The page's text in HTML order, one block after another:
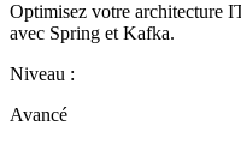
Optimisez votre architecture
avec Spring et Kafka.
Niveau :
Avancé